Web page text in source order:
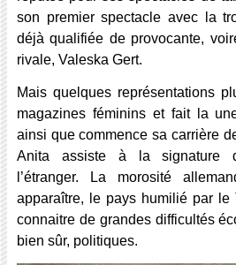
son premier spectacle avec la
déjà qualifiée de provocante,
rivale, Valeska Gert.
Mais quelques représentations
magazines féminins et fait la
ainsi que commence sa carrière
Anita assiste à la signature
l’étranger. La morosité
apparaître, le pays humilié par le
connaitre de grandes difficultés
bien sûr, politiques.